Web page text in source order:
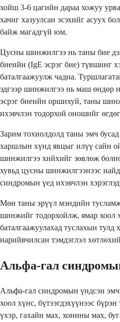
хойш 3-6 цагийн дараа хожуу
хачиг хазуулсан эсэхийг асуух
байж магадгүй юм.
Цусны шинжилгээ нь таны бие
биеийн (IgE эсрэг бие) түвшинг
баталгаажуулж чадна.
эдгээр шинжилгээ нь маш өндөр
эсрэг биеийн оршихуй, таны
ихэвчлэн тодорхой оношийг
Зарим тохиолдолд таны эмч
харшлын хүнд явцыг илүү сайн
шинжилгээ хийхийг зөвлөж
хувьд цусны шинжилгээнээс
синдромын үед ихэвчлэн
Мөн таны эрүүл мэндийн тусламж
шинжийг тодорхойлж, ямар хоол
баталгаажуулахад туслахын
нарийвчилсан тэмдэглэл
Альфа-гал
Альфа-гал синдромын үндсэн
хоол хүнс, бүтээгдэхүүнээс
үхэр, гахайн мах, хонины мах,